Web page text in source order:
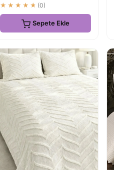
★★★★★ (0)
Sepete Ekle